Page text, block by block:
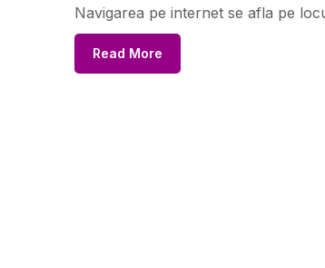
Navigarea pe internet se afla pe
Read More